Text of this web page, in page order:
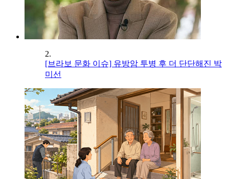
2.
[브라보 문화 이슈] 유방암 투병 후 더 단단해진 박
미선